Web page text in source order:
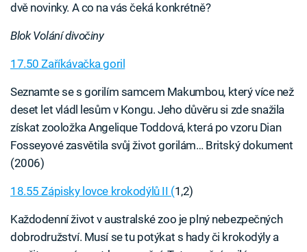
dvě novinky. A co na vás čeká konkrétně?
Blok Volání divočiny
17.50 Zaříkávačka goril
Seznamte se s gorilím samcem Makumbou, který více než
deset let vládl lesům v Kongu. Jeho důvěru si zde snažila
získat zooložka Angelique Toddová, která po vzoru Dian
Fosseyové zasvětila svůj život gorilám… Britský dokument
(2006)
18.55 Zápisky lovce krokodýlů II (1,2)
Každodenní život v australské zoo je plný nebezpečných
dobrodružství. Musí se tu potýkat s hady či krokodýly a